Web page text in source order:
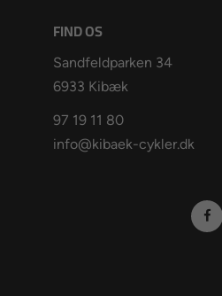
FIND OS
Sandfeldparken 34
6933 Kibæk
97 19 11 80
info@kibaek-cykler.dk